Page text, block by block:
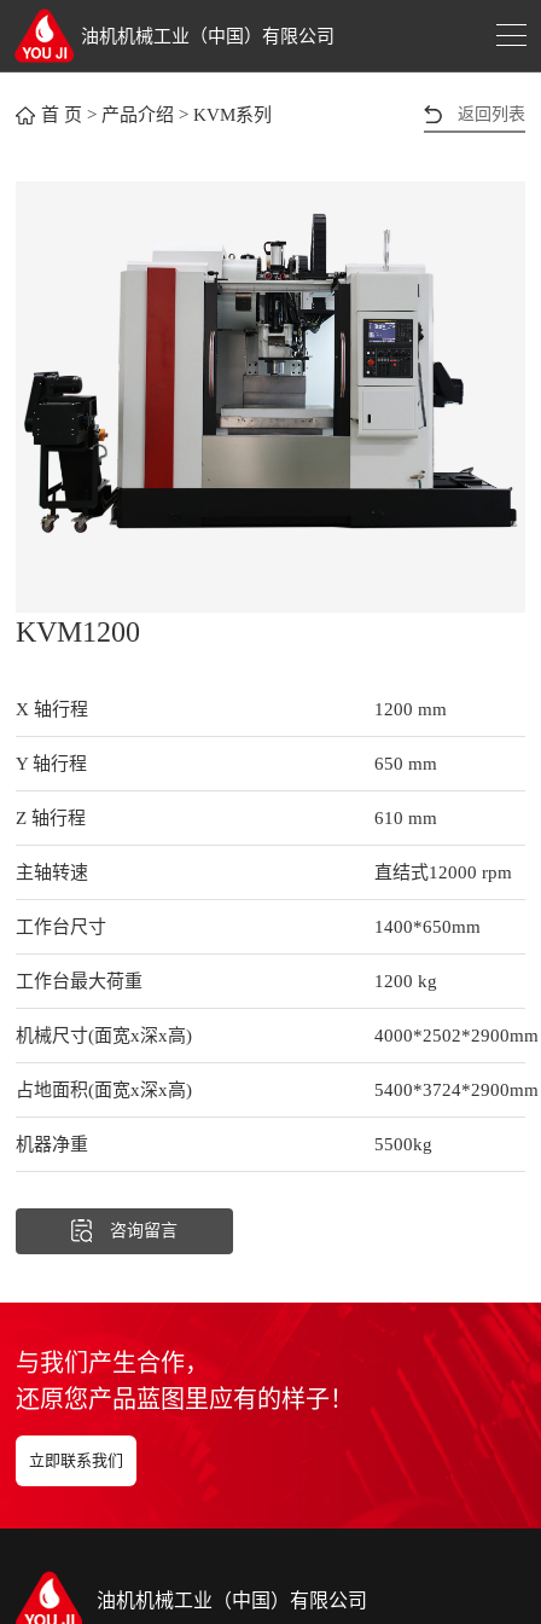
油机机械工业（中国）有限公司
首 页 > 产品介绍 >KVM系列 返回列表
KVM1200
X 轴行程 1200 mm
Y 轴行程 650 mm
Z 轴行程 610 mm
主轴转速 直结式12000 rpm
工作台尺寸 1400*650mm
工作台最大荷重 1200 kg
机械尺寸(面宽x深x高) 4000*2502*2900mm
占地面积(面宽x深x高) 5400*3724*2900mm
机器净重 5500kg
咨询留言
与我们产生合作，
还原您产品蓝图里应有的样子！
立即联系我们
油机机械工业（中国）有限公司